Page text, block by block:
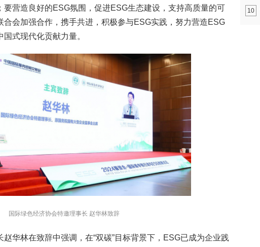
营造良好的ESG氛围，促进ESG生态建设，支持高质量的可
会加强合作，携手共进，积极参与ESG实践，努力营造ESG
式现代化贡献力量。
国际绿色经济协会特邀理事长 赵华林致辞
华林在致辞中强调，在“双碳”目标背景下，ESG已成为企业践
10